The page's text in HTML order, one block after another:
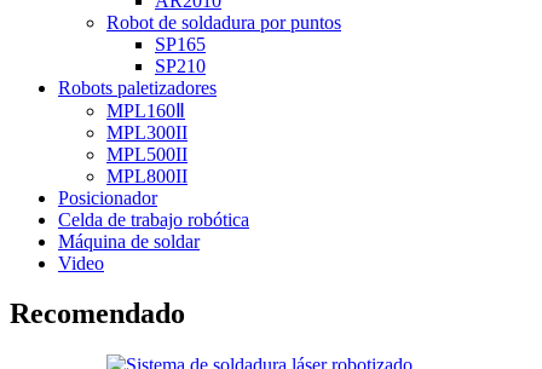
Robot de soldadura por puntos
SP165
SP210
Robots paletizadores
MPL160Ⅱ
MPL300II
MPL500II
MPL800II
Posicionador
Celda de trabajo robótica
Máquina de soldar
Video
Recomendado